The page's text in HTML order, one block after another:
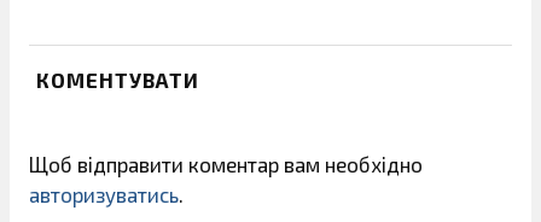
КОМЕНТУВАТИ
Щоб відправити коментар вам необхідно
авторизуватись.